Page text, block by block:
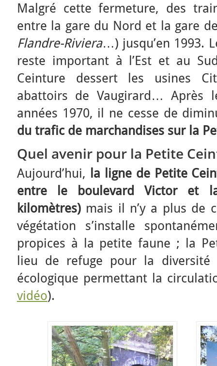
Malgré cette fermeture, des
entre la gare du Nord et la gare
Flandre-Riviera…) jusqu’en 1993.
reste important à l’Est et au
Ceinture dessert les usines
abattoirs de Vaugirard… Après
années 1970, il ne cesse de
du trafic de marchandises sur la
Quel avenir pour la Petite
Aujourd’hui,
la ligne de Petite
entre le boulevard Victor et
kilomètres) mais il n’y a plus de
végétation s’installe
propices à la petite faune ; la
lieu de refuge pour la
écologique permettant la
vidéo).